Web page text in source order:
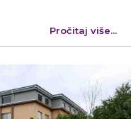
Pročitaj više...